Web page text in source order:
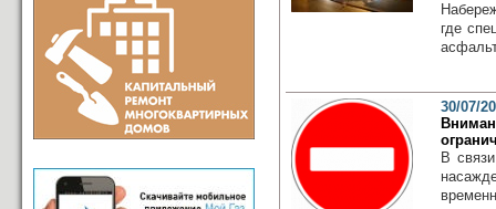
где
30/07/
В